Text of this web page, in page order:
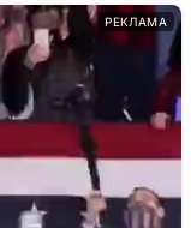
РЕКЛАМА